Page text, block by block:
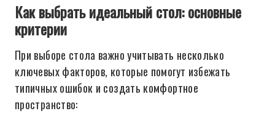
Как выбрать идеальный стол: основные
критерии
При выборе стола важно учитывать несколько
ключевых факторов, которые помогут избежать
типичных ошибок и создать комфортное
пространство: